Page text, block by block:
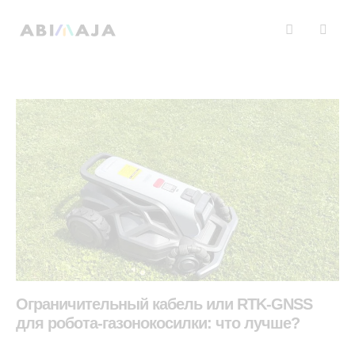
Ограничительный кабель или RTK-GNSS
для робота-газонокосилки: что лучше?